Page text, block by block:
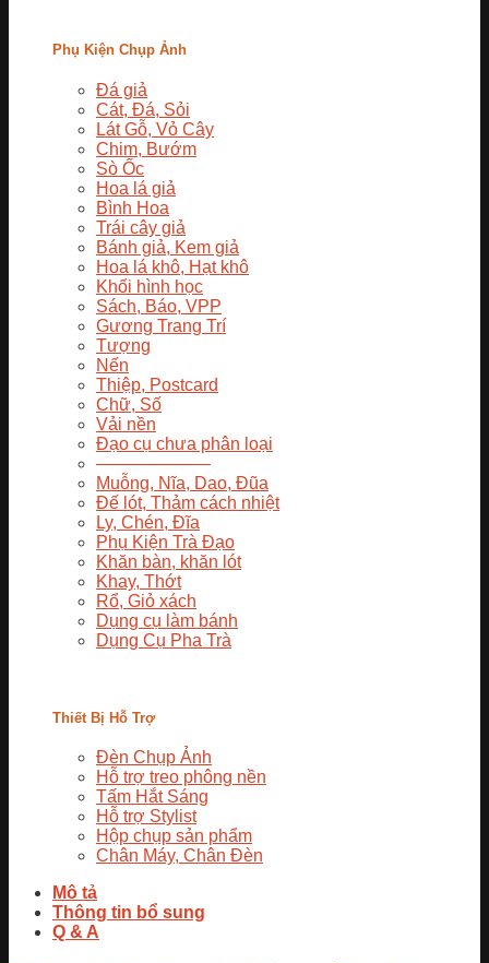
Phụ Kiện Chụp Ảnh
Đá giả
Cát, Đá, Sỏi
Lát Gỗ, Vỏ Cây
Chim, Bướm
Sò Ốc
Hoa lá giả
Bình Hoa
Trái cây giả
Bánh giả, Kem giả
Hoa lá khô, Hạt khô
Khối hình học
Sách, Báo, VPP
Gương Trang Trí
Tượng
Nến
Thiệp, Postcard
Chữ, Số
Vải nền
Đạo cụ chưa phân loại
——————–
Muỗng, Nĩa, Dao, Đũa
Đế lót, Thảm cách nhiệt
Ly, Chén, Đĩa
Phụ Kiện Trà Đạo
Khăn bàn, khăn lót
Khay, Thớt
Rổ, Giỏ xách
Dụng cụ làm bánh
Dụng Cụ Pha Trà
Thiết Bị Hỗ Trợ
Đèn Chụp Ảnh
Hỗ trợ treo phông nền
Tấm Hắt Sáng
Hỗ trợ Stylist
Hộp chụp sản phẩm
Chân Máy, Chân Đèn
Mô tả
Thông tin bổ sung
Q & A